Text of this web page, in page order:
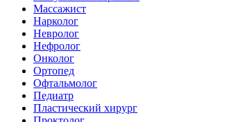
Массажист
Нарколог
Невролог
Нефролог
Онколог
Ортопед
Офтальмолог
Педиатр
Пластический хирург